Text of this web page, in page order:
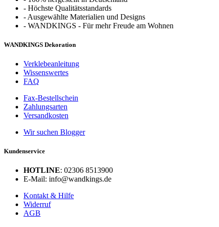
- Höchste Qualitätsstandards
- Ausgewählte Materialien und Designs
- WANDKINGS - Für mehr Freude am Wohnen
WANDKINGS Dekoration
Verklebeanleitung
Wissenswertes
FAQ
Fax-Bestellschein
Zahlungsarten
Versandkosten
Wir suchen Blogger
Kundenservice
HOTLINE: 02306 8513900
E-Mail: info@wandkings.de
Kontakt & Hilfe
Widerruf
AGB